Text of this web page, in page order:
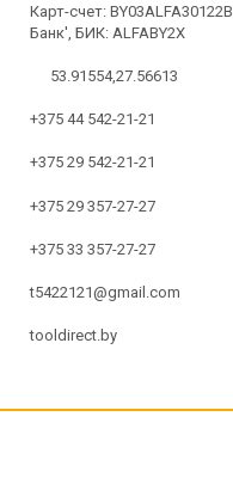
Карт-счет:
Банк', БИК: ALFABY2X
53.91554,27.56613
+375 44 542-21-21
+375 29 542-21-21
+375 29 357-27-27
+375 33 357-27-27
t5422121@gmail.com
tooldirect.by